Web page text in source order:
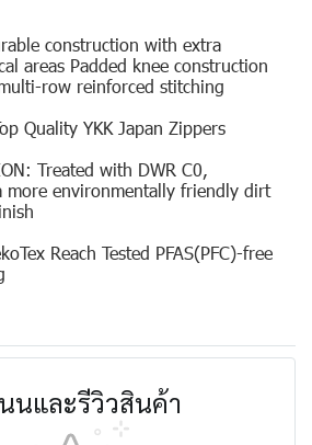
construction with extra
areas Padded knee construction
row reinforced stitching
Quality YKK Japan Zippers
Treated with DWR C0,
more environmentally friendly dirt
Reach Tested PFAS(PFC)-free
นและรีวิวสินค้า